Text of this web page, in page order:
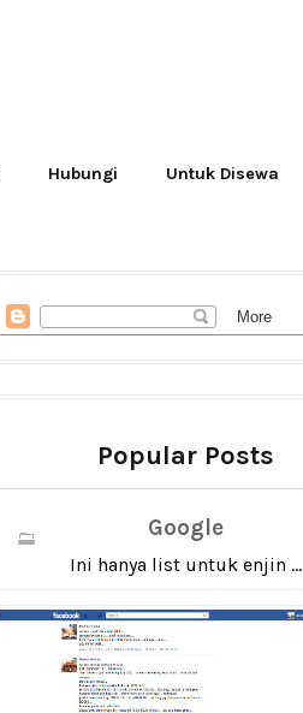
Hubungi Untuk Disewa
Popular Posts
Google
Ini hanya list untuk enjin ...